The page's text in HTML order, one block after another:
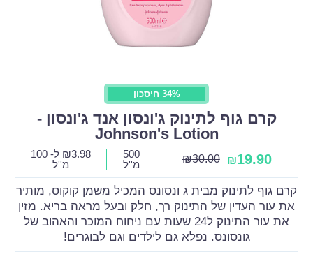
34% חיסכון
קרם גוף לתינוק ג'ונסון אנד ג'ונסון -
Johnson's Lotion
₪19.90
₪30.00
500
מ''ל
₪3.98
ל- 100
מ''ל
קרם גוף לתינוק מבית ג ונסונס המכיל משמן קוקוס, מותיר
את עור העדין של התינוק רך, חלק ובעל מראה בריא. מזין
את עור התינוק ל24 שעות עם ניחוח המוכר והאהוב של
גונסונס. נפלא גם לילדים וגם לבוגרים!